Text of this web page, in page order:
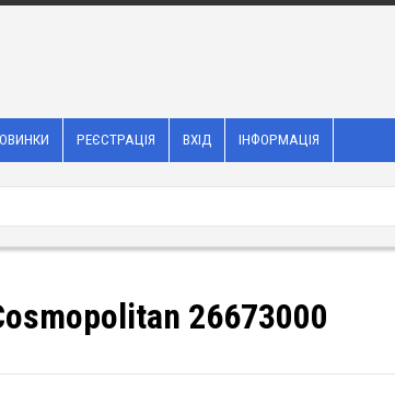
РЕЄСТРАЦІЯ ВХІД ІНФОРМАЦІЯ
26673000